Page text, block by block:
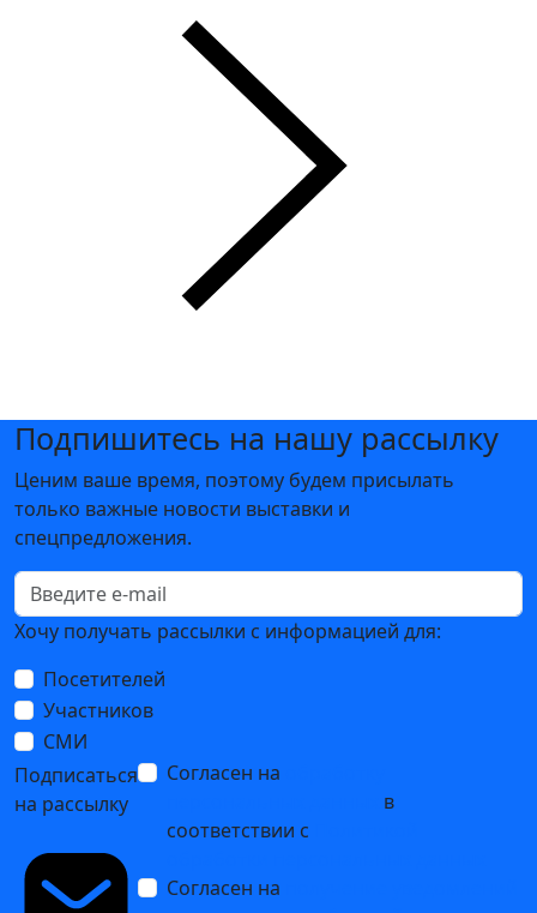
Подпишитесь на нашу рассылку
Ценим ваше время, поэтому будем присылать
только важные новости выставки и
спецпредложения.
Хочу получать рассылки с информацией для:
Посетителей
Участников
СМИ
Подписаться
на рассылку
Согласен на
в
соответствии с
Согласен на